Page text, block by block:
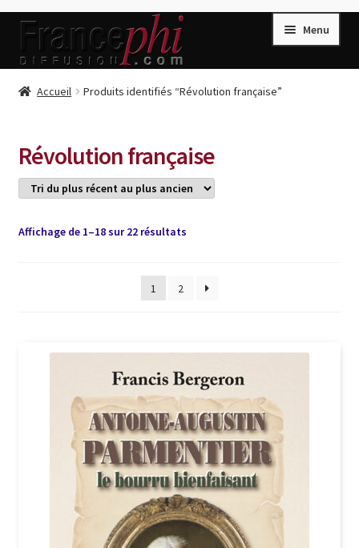
Aller
la
Aller
contenu
Menu
Accueil
Caisse
Conditions de Vente
Connection
Livres de Philippe Randa
Login Customizer
Newsletter
Nous Contacter
Politique de confidentialité et cookies
Qui sommes-nous ?
Accueil Produits identifiés “Révolution française”
Révolution française
Affichage de 1–18 sur 22 résultatsTrié
récent
1 2